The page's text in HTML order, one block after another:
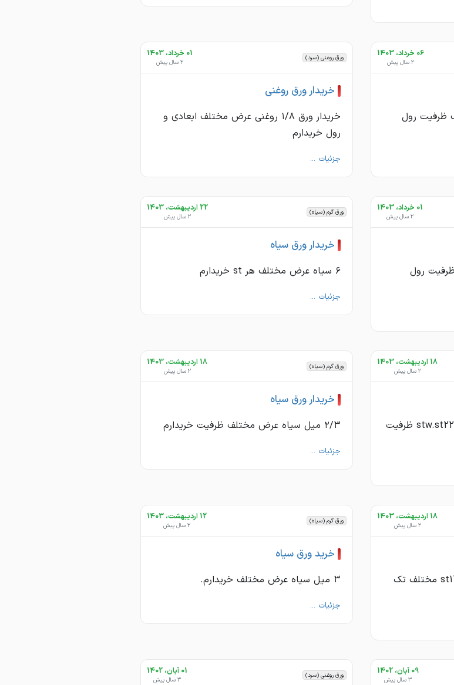
06 خرداد، 1403
2 سال پیش
ظرفیت رول
ورق روغنی (سرد) 01 خرداد، 1403
2 سال پیش
خریدار ورق روغنی
خریدار ورق ۱/۸ روغنی عرض مختلف ابعادی و
رول خریدارم
جزئیات ...
01 خرداد، 1403
2 سال پیش
رول
ورق گرم (سیاه) 22 اردیبهشت، 1403
2 سال پیش
خریدار ورق سیاه
۶ سیاه عرض مختلف هر st خریدارم
جزئیات ...
18 اردیبهشت، 1403
2 سال پیش
4 میل سیاه عرض مختلفstw.st22.dd ظرفیت
ورق گرم (سیاه) 18 اردیبهشت، 1403
2 سال پیش
خریدار ورق سیاه
۲/۳ میل سیاه عرض مختلف ظرفیت خریدارم
جزئیات ...
18 اردیبهشت، 1403
2 سال پیش
۱/۲۵ میل روغنی عرض ۱۰۰۰ st14 مختلف تک
ورق گرم (سیاه) 12 اردیبهشت، 1403
2 سال پیش
خرید ورق سیاه
۳ میل سیاه عرض مختلف خریدارم.
جزئیات ...
09 آبان، 1402
3 سال پیش
ورق روغنی (سرد) 01 آبان، 1402
3 سال پیش